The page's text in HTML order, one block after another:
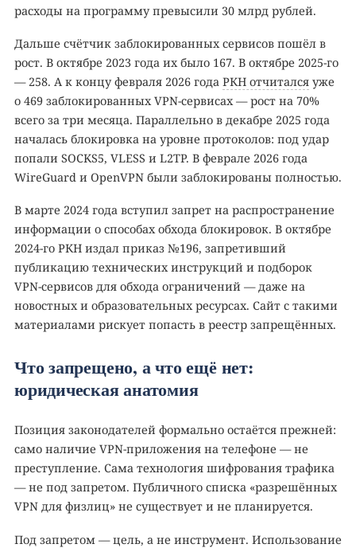
расходы на программу превысили 30 млрд рублей.
Дальше счётчик заблокированных сервисов пошёл в
рост. В октябре 2023 года их было 167. В октябре 2025-го
— 258. А к концу февраля 2026 года РКН отчитался уже
о 469 заблокированных VPN-сервисах — рост на 70%
всего за три месяца. Параллельно в декабре 2025 года
началась блокировка на уровне протоколов: под удар
попали SOCKS5, VLESS и L2TP. В феврале 2026 года
WireGuard и OpenVPN были заблокированы полностью.
В марте 2024 года вступил запрет на распространение
информации о способах обхода блокировок. В октябре
2024-го РКН издал приказ №196, запретивший
публикацию технических инструкций и подборок
VPN-сервисов для обхода ограничений — даже на
новостных и образовательных ресурсах. Сайт с такими
материалами рискует попасть в реестр запрещённых.
Что запрещено, а что ещё нет:
юридическая анатомия
Позиция законодателей формально остаётся прежней:
само наличие VPN-приложения на телефоне — не
преступление. Сама технология шифрования трафика
— не под запретом. Публичного списка «разрешённых
VPN для физлиц» не существует и не планируется.
Под запретом — цель, а не инструмент. Использование